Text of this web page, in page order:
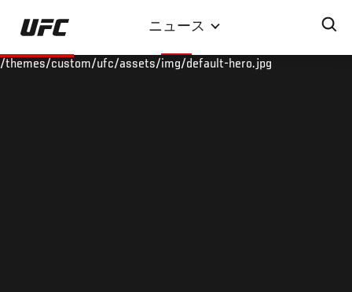
イ
ン
ニュース
/themes/custom/ufc/assets/img/default-hero.jpg